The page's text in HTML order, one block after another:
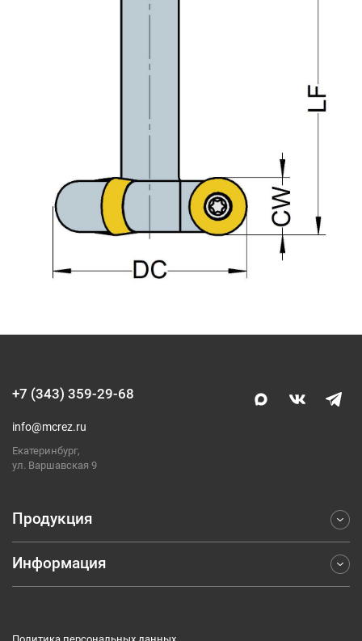
Продукция
Фрезерование
Точение
Отрезка и обработка канавок
Информация
+7 (343) 359-29-68
info@mcrez.ru
Екатеринбург,
ул. Варшавская 9